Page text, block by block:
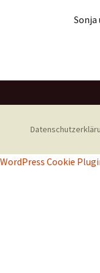
Sonja und
WordPress Cookie